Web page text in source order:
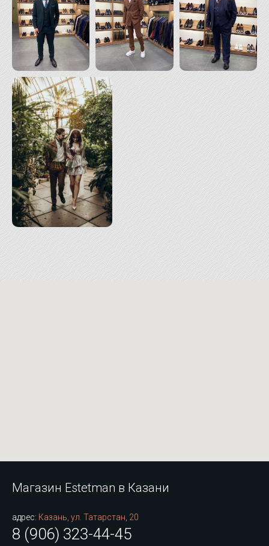
Магазин Estetman в Казани
адрес: Казань, ул. Татарстан, 20
8 (906) 323-44-45